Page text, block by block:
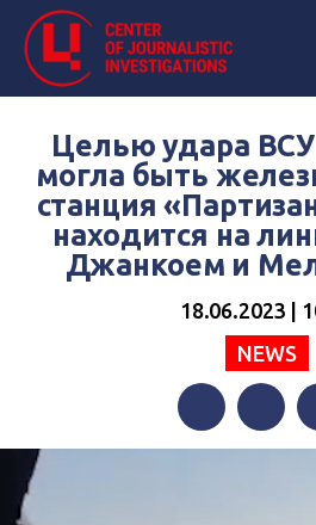
Целью удара
могла быть
станция
находится на
Джанкоем и
18.06.2023 |
NEWS
FacebookTwitter